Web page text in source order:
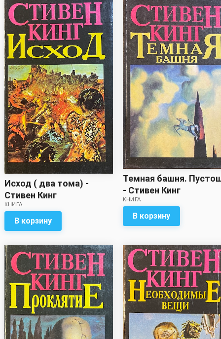
Исход ( два тома) -
Стивен Кинг
КНИГА
В корзину
Темная башня.
- Стивен Кинг
КНИГА
В корзину